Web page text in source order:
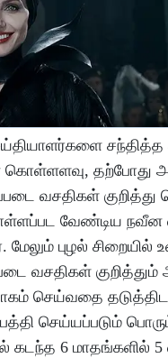
சந்தித்த
கொள்ளளவு,
வசதிகள் குறித்து
வேண்டிய நவீன
புழல்
வசதிகள்
செய்வதை தடுத்திட
செய்யப்படும்
கடந்த 6 மாதங்களில்